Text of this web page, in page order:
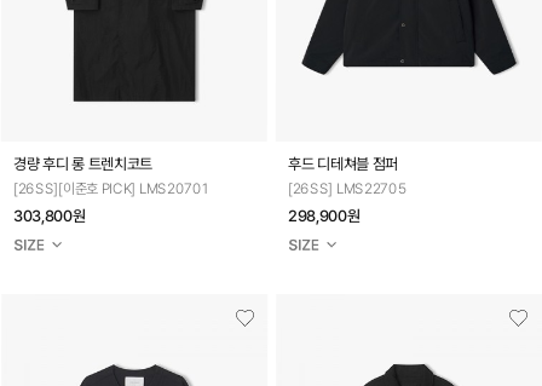
경량 후디 롱 트렌치코트
[26SS][이준호 PICK] LMS20701
303,800원
후드 디테쳐블 점퍼
[26SS] LMS22705
298,900원